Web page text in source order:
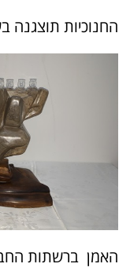
החנוכיות תוצגנה
האמן ברשתות